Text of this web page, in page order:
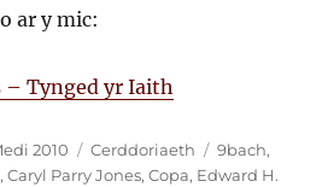
ar y mic:
– Tynged yr Iaith
2010 Categorïau
Cerddoriaeth Tagiau
9bach,
,Caryl Parry Jones,Copa, Edward H.